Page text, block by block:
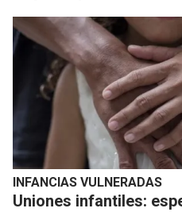
INFANCIAS VULNERADAS
Uniones infantiles: